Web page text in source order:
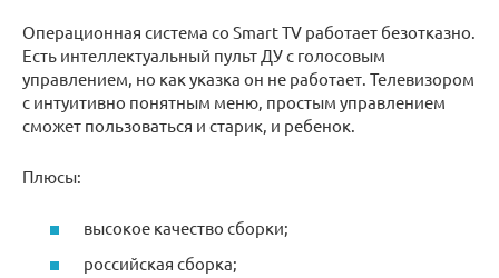
Операционная система со Smart TV работает безотказно.
Есть интеллектуальный пульт ДУ с голосовым
управлением, но как указка он не работает. Телевизором
с интуитивно понятным меню, простым управлением
сможет пользоваться и старик, и ребенок.
Плюсы:
высокое качество сборки;
российская сборка;